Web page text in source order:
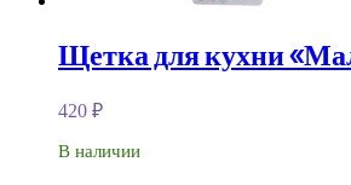
Щетка для кухни
420 ₽
В наличии